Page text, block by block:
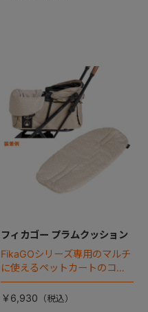
フィカゴー プラムクッション
FikaGOシリーズ専用のマルチ
に使えるペットカートのコー
ナークッション登場。
￥6,930